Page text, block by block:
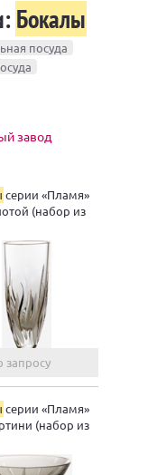
Бокалы
посуда
завод
серии «Пламя»
(набор из
запросу
серии «Пламя»
(набор из